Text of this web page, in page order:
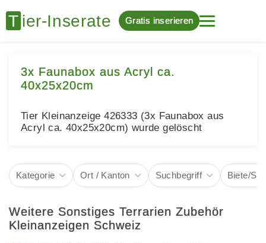
Gratis inserieren
3x Faunabox aus Acryl ca.
40x25x20cm
Tier Kleinanzeige 426333 (3x Faunabox aus
Acryl ca. 40x25x20cm) wurde gelöscht
Kategorie Ort / Kanton Suchbegriff Biete/
Weitere Sonstiges Terrarien Zubehör
Kleinanzeigen Schweiz